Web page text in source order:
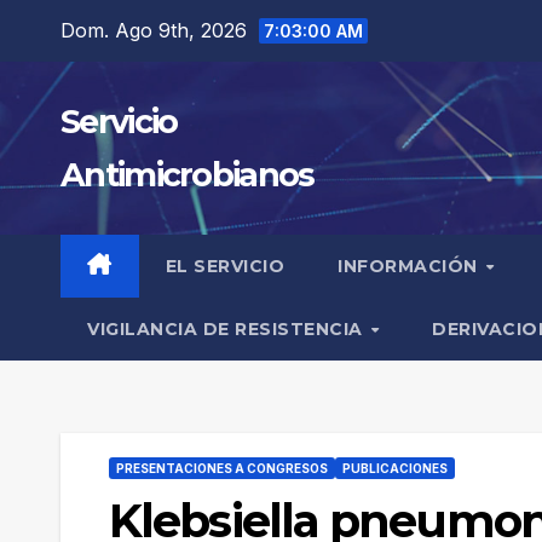
contenido
Dom. Ago 9th, 2026 7:03:00 AM
Servicio
Antimicrobianos
EL SERVICIO INFORMACIÓN
VIGILANCIA DE RESISTENCIA
PRESENTACIONES A CONGRESOS PUBLICACIONES
Klebsiella